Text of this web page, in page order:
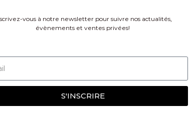
vous à notre newsletter pour suivre nos actualités,
évènements et ventes privées!
S'INSCRIRE